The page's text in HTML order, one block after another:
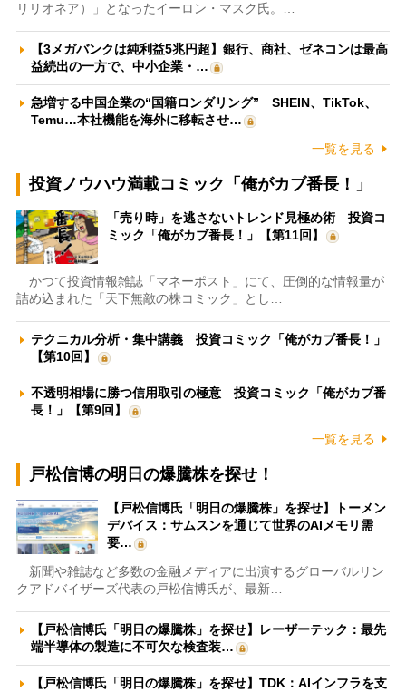
リリオネア）」となったイーロン・マスク氏。…
【3メガバンクは純利益5兆円超】銀行、商社、ゼネコンは最高
益続出の一方で、中小企業・…
急増する中国企業の“国籍ロンダリング” SHEIN、TikTok、
Temu…本社機能を海外に移転させ…
一覧を見る
投資ノウハウ満載コミック「俺がカブ番長！」
「売り時」を逃さないトレンド見極め術 投資コ
ミック「俺がカブ番長！」【第11回】
かつて投資情報雑誌「マネーポスト」にて、圧倒的な情報量が
詰め込まれた「天下無敵の株コミック」とし…
テクニカル分析・集中講義 投資コミック「俺がカブ番長！」
【第10回】
不透明相場に勝つ信用取引の極意 投資コミック「俺がカブ番
長！」【第9回】
一覧を見る
戸松信博の明日の爆騰株を探せ！
【戸松信博氏「明日の爆騰株」を探せ】トーメン
デバイス：サムスンを通じて世界のAIメモリ需
要…
新聞や雑誌など多数の金融メディアに出演するグローバルリン
クアドバイザーズ代表の戸松信博氏が、最新…
【戸松信博氏「明日の爆騰株」を探せ】レーザーテック：最先
端半導体の製造に不可欠な検査装…
【戸松信博氏「明日の爆騰株」を探せ】TDK：AIインフラを支